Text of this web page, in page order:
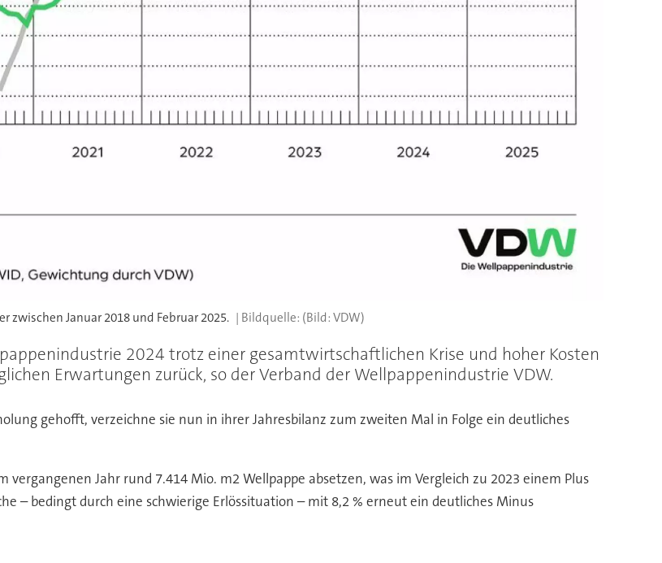
Januar 2018 und Februar 2025. (Bild: VDW)
2024 trotz einer gesamtwirtschaftlichen Krise und hoher Kosten
Erwartungen zurück, so der Verband der Wellpappenindustrie VDW.
gehofft, verzeichne sie nun in ihrer Jahresbilanz zum zweiten Mal in Folge ein deutliches
Jahr rund 7.414 Mio. m2 Wellpappe absetzen, was im Vergleich zu 2023 einem Plus
– bedingt durch eine schwierige Erlössituation – mit 8,2 % erneut ein deutliches Minus